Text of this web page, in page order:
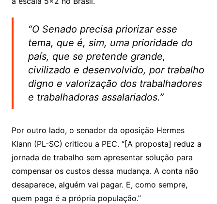
“O Senado precisa priorizar esse
tema, que é, sim, uma prioridade do
país, que se pretende grande,
civilizado e desenvolvido, por trabalho
digno e valorização dos trabalhadores
e trabalhadoras assalariados.”
Por outro lado, o senador da oposição Hermes
Klann (PL-SC) criticou a PEC. “[A proposta] reduz a
jornada de trabalho sem apresentar solução para
compensar os custos dessa mudança. A conta não
desaparece, alguém vai pagar. E, como sempre,
quem paga é a própria população.”